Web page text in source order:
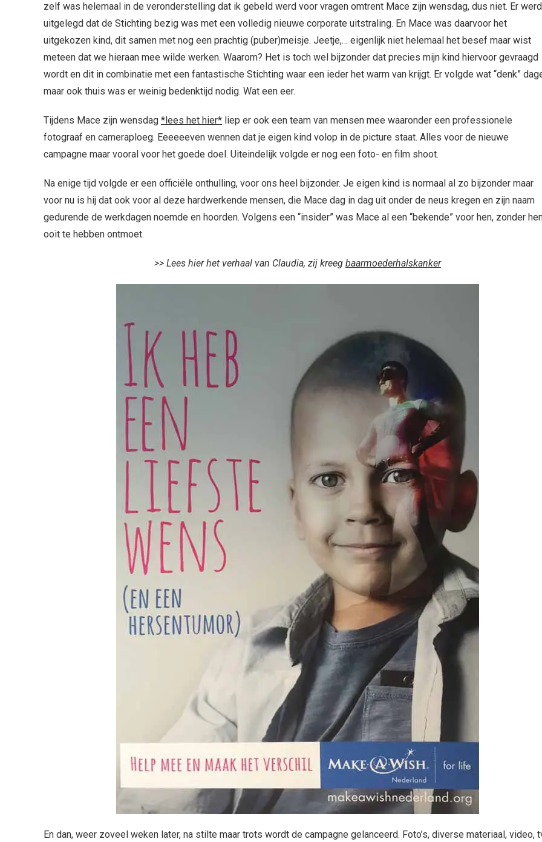
zelf was helemaal in de veronderstelling dat ik gebeld werd voor vragen omtrent Mace zijn wensdag, dus niet. Er werd
uitgelegd dat de Stichting bezig was met een volledig nieuwe corporate uitstraling. En Mace was daarvoor het
uitgekozen kind, dit samen met nog een prachtig (puber)meisje. Jeetje,… eigenlijk niet helemaal het besef maar wist
meteen dat we hieraan mee wilde werken. Waarom? Het is toch wel bijzonder dat precies mijn kind hiervoor gevraagd
wordt en dit in combinatie met een fantastische Stichting waar een ieder het warm van krijgt. Er volgde wat “denk”
maar ook thuis was er weinig bedenktijd nodig. Wat een eer.
Tijdens Mace zijn wensdag *lees het hier* liep er ook een team van mensen mee waaronder een professionele
fotograaf en cameraploeg. Eeeeeeven wennen dat je eigen kind volop in de picture staat. Alles voor de nieuwe
campagne maar vooral voor het goede doel. Uiteindelijk volgde er nog een foto- en film shoot.
Na enige tijd volgde er een officiële onthulling, voor ons heel bijzonder. Je eigen kind is normaal al zo bijzonder maar
voor nu is hij dat ook voor al deze hardwerkende mensen, die Mace dag in dag uit onder de neus kregen en zijn naam
gedurende de werkdagen noemde en hoorden. Volgens een “insider” was Mace al een “bekende” voor hen, zonder
ooit te hebben ontmoet.
>> Lees hier het verhaal van Claudia, zij kreeg baarmoederhalskanker
En dan, weer zoveel weken later, na stilte maar trots wordt de campagne gelanceerd. Foto’s, diverse materiaal, video,